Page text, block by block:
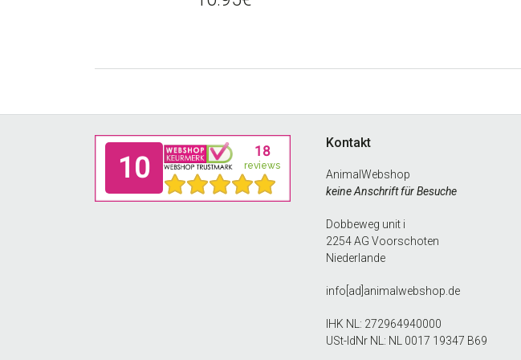
Kontakt
AnimalWebshop
keine Anschrift für Besuche
Dobbeweg unit i
2254 AG Voorschoten
Niederlande
info[ad]animalwebshop.de
IHK NL: 272964940000
USt-IdNr NL: NL 0017 19347 B69